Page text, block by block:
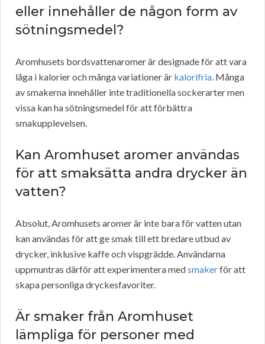
eller innehåller de någon form av
sötningsmedel?
Aromhusets bordsvattenaromer är designade för att vara
låga i kalorier och många variationer är kalorifria . Många
av smakerna innehåller inte traditionella sockerarter men
vissa kan ha sötningsmedel för att förbättra
smakupplevelsen.
Kan Aromhuset aromer användas
för att smaksätta andra drycker än
vatten?
Absolut, Aromhusets aromer är inte bara för vatten utan
kan användas för att ge smak till ett bredare utbud av
drycker, inklusive kaffe och vispgrädde. Användarna
uppmuntras därför att experimentera medsmakerför att
skapa personliga dryckesfavoriter.
Är smaker från Aromhuset
lämpliga för personer med